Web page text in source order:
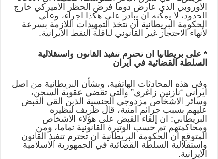
الاوروبي الذي عارض دوما فرض الحظر الاميركي خارج
الحدود، لا يمكنه ان يبادر على هكذا اجراء، وعلى
الحكومة البريطانية ان تتخذ التمهيدات اللازمة بسرعة
لأنهاء الاحتجاز غير القانوني لناقلة النفط الايرانية.
* على بريطانيا ان تحترم تنفيذ القانون واستقلالية
السلطة القضائية في ايران
وفي هذه المحادثات الهاتفية، وبشأن البريطانية من اصل
ايراني “نازنين زاغري” والتي تقضي عقوبة السجن،
وسائر الاشخاص مزدوجي الجنسية الذين القي القبض
عليهم بسبب جرائم امنية، قال ظريف لنظيره
البريطاني: ان إلقاء القبض على هؤلاء الاشخاص
ومحاكمتهم تم حسب الوتيرة القانونية تماما، ومن
المتوقع ان الحكومة البريطانية ان تحترم تنفيذ القانون
واستقلالية السلطة القضائية في الجمهورية الاسلامية
الايرانية.